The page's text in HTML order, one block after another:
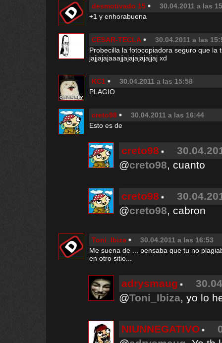
desmotivado 15
30.04.2011 a las
+1 y enhorabuena
CESAR-TECLA
30.04.2011 a las
Probecilla la fotocopiadora seguro que
jajjajajaaajjajajajajajjaj xd
KC1
30.04.2011 a las 15:58
PLAGIO
creto98
30.04.2011 a las 16:44
Esto es de
creto98
@creto98, cuanto
creto98
@creto98, cabron
Toni_Ibiza
30.04.2011 a las 16:53
Me suena de ... pensaba que tu no
en otro sitio...
adrysmaug
@Toni_Ibiza, yo lo
NIUNNEGATIVO